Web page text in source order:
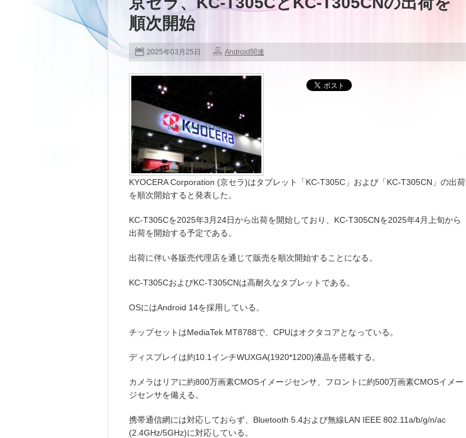
順次開始
2025年03月25日 Android関連
KYOCERA Corporation (京セラ)はタブレット「KC-T305C」および「KC-T305CN」の出荷
を順次開始すると発表した。
KC-T305Cを2025年3月24日から出荷を開始しており、KC-T305CNを2025年4月上旬から
出荷を開始する予定である。
出荷に伴い各販売代理店を通じて販売を順次開始することになる。
KC-T305CおよびKC-T305CNは高耐久なタブレットである。
OSにはAndroid 14を採用している。
チップセットはMediaTek MT8788で、CPUはオクタコアとなっている。
ディスプレイは約10.1インチWUXGA(1920*1200)液晶を搭載する。
カメラはリアに約800万画素CMOSイメージセンサ、フロントに約500万画素CMOSイメー
ジセンサを備える。
携帯通信網には対応しておらず、Bluetooth 5.4および無線LAN IEEE 802.11a/b/g/n/ac
(2.4GHz/5GHz)に対応している。